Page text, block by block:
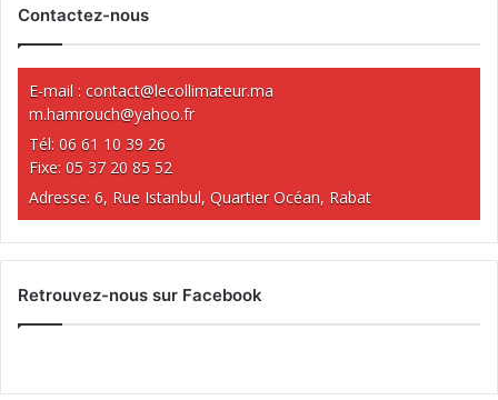
Contactez-nous
E-mail : contact@lecollimateur.ma
m.hamrouch@yahoo.fr
Tél: 06 61 10 39 26
Fixe: 05 37 20 85 52
Adresse: 6, Rue Istanbul, Quartier Océan, Rabat
Retrouvez-nous sur Facebook